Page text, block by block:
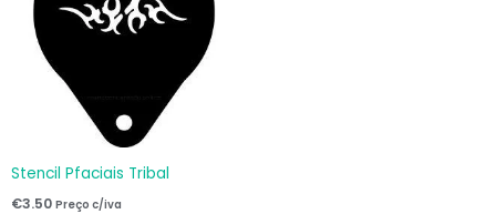
Stencil Pfaciais Tribal
€3.50 Preço c/iva